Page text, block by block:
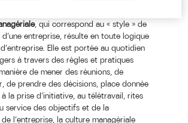
, qui correspond au « style » de
entreprise, résulte en toute logique
Elle est portée au quotidien
à travers des règles et pratiques
de mener des réunions, de
de prendre des décisions, place donnée
la prise d’initiative, au télétravail, rites
service des objectifs et de la
l’entreprise, la culture managériale